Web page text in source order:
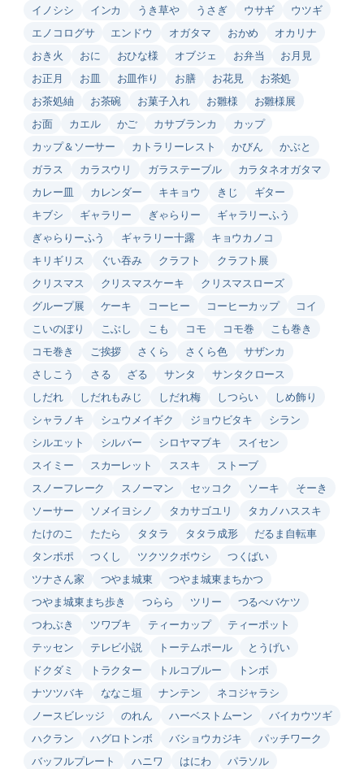
イノシシ
インカ うき草や うさぎ ウサギ
ウツギ
エノコログサ
エンドウ オガタマ おかめ
オカリナ
おき火
おに おひな様 オブジェ お弁当
お月見
お正月
お皿 お皿作り お膳 お花見
お茶処
お茶処紬
お茶碗 お菓子入れ お雛様
お雛様展
お面
カエル かご カサブランカ
カップ
カップ＆ソーサー
カトラリーレスト かびん
かぶと
ガラス
カラスウリ ガラステーブル
カラタネオガタマ
カレー皿
カレンダー キキョウ きじ
ギター
キブシ
ギャラリー ぎゃらりー
ギャラリーふう
ぎゃらりーふう
ギャラリー十露
キョウカノコ
キリギリス
ぐい吞み クラフト
クラフト展
クリスマス
クリスマスケーキ
クリスマスローズ
グループ展
ケーキ コーヒー コーヒーカップ
コイ
こいのぼり
こぶし こも コモ コモ巻
こも巻き
コモ巻き
ご挨拶 さくら さくら色
サザンカ
さしこう
さる ざる サンタ
サンタクロース
しだれ
しだれもみじ しだれ梅 しつらい
しめ飾り
シャラノキ
シュウメイギク ジョウビタキ
シラン
シルエット
シルバー シロヤマブキ
スイセン
スイミー
スカーレット ススキ
ストーブ
スノーフレーク
スノーマン セッコク ソーキ
そーき
ソーサー
ソメイヨシノ タカサゴユリ
タカノハススキ
たけのこ
たたら タタラ タタラ成形
だるま自転車
タンポポ
つくし ツクツクボウシ
つくばい
ツナさん家
つやま城東
つやま城東まちかつ
つやま城東まち歩き
つらら ツリー
つるべバケツ
つわぶき
ツワブキ ティーカップ
ティーポット
テッセン
テレビ小説 トーテムポール
とうげい
ドクダミ
トラクター トルコブルー
トンボ
ナツツバキ
ななこ垣 ナンテン
ネコジャラシ
ノースビレッジ
のれん ハーベストムーン
バイカウツギ
ハクラン
ハグロトンボ バショウカジキ
パッチワーク
バッフルプレート
ハニワ はにわ
パラソル